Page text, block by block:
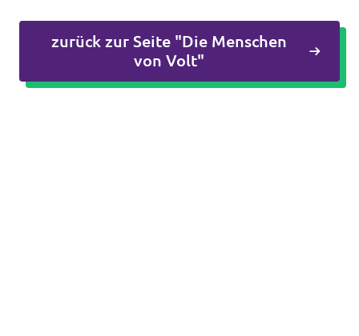
Impressum
zurück zur Seite "Die Menschen
von Volt"